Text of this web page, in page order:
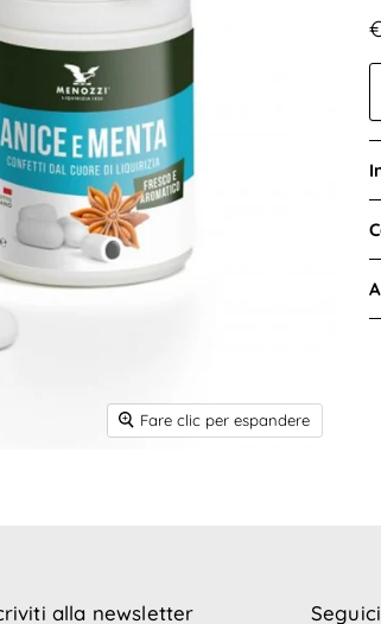
Fare clic per espandere
alla newsletter Seguici